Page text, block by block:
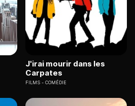
J'irai mourir dans les
Carpates
FILMS COMÉDIE